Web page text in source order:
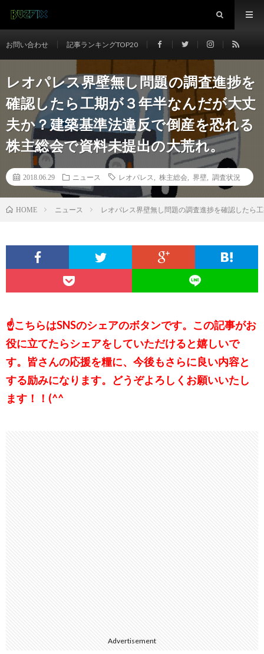
お問い合わせ 記事ランキングTOP20
レオパレス界壁無し問題の調査進捗を
確認したら工期が３年半なんだが大丈
夫か？建築基準法違反で倒産を恐れる
株主総会で資料未提出の大荒れ。
2018.06.29 ニュース レオパレス 株主総会 界壁 調査状況
HOME ニュース レオパレス界壁無し問題の調査進捗を確認したら
☝こちらはSNSのシェアのボタンです。この記事がお
役に立てたらシェアをしていただけると嬉しいで
す。皆さんの応援を糧に、今後もさらに良い内容と
する励みになります。どうぞよろしくお願いいたし
ます！！(^^
Advertisement